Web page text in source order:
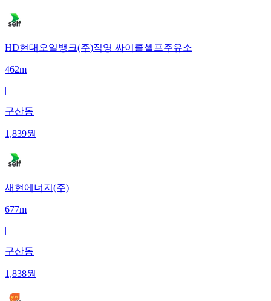
HD현대오일뱅크(주)직영 싸이클셀프주유소
462m
|
구산동
1,839원
새현에너지(주)
677m
|
구산동
1,838원